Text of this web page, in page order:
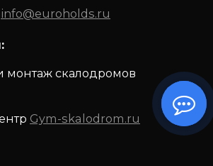
info@euroholds.ru
монтаж скалодромов
Gym-skalodrom.ru